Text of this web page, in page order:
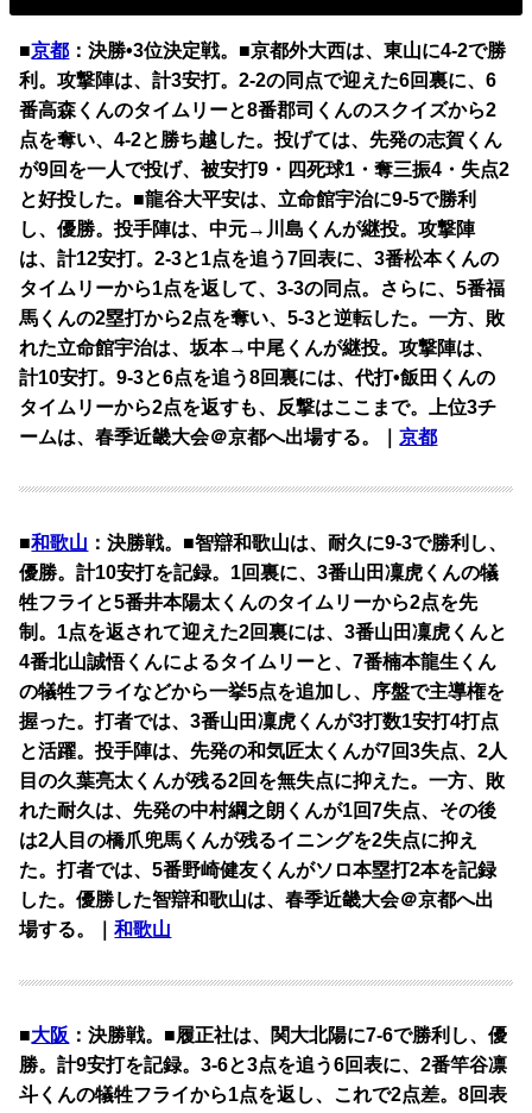
■京都 ：決勝•3位決定戦。■京都外大西は、東山に4-2で勝
利。攻撃陣は、計3安打。2-2の同点で迎えた6回裏に、6
番高森くんのタイムリーと8番郡司くんのスクイズから2
点を奪い、4-2と勝ち越した。投げては、先発の志賀くん
が9回を一人で投げ、被安打9・四死球1・奪三振4・失点2
と好投した。■龍谷大平安は、立命館宇治に9-5で勝利
し、優勝。投手陣は、中元→川島くんが継投。攻撃陣
は、計12安打。2-3と1点を追う7回表に、3番松本くんの
タイムリーから1点を返して、3-3の同点。さらに、5番福
馬くんの2塁打から2点を奪い、5-3と逆転した。一方、敗
れた立命館宇治は、坂本→中尾くんが継投。攻撃陣は、
計10安打。9-3と6点を追う8回裏には、代打•飯田くんの
タイムリーから2点を返すも、反撃はここまで。上位3チ
ームは、春季近畿大会＠京都へ出場する。｜京都
■和歌山 ：決勝戦。■智辯和歌山は、耐久に9-3で勝利し、
優勝。計10安打を記録。1回裏に、3番山田凜虎くんの犠
牲フライと5番井本陽太くんのタイムリーから2点を先
制。1点を返されて迎えた2回裏には、3番山田凜虎くんと
4番北山誠悟くんによるタイムリーと、7番楠本龍生くん
の犠牲フライなどから一挙5点を追加し、序盤で主導権を
握った。打者では、3番山田凜虎くんが3打数1安打4打点
と活躍。投手陣は、先発の和気匠太くんが7回3失点、2人
目の久葉亮太くんが残る2回を無失点に抑えた。一方、敗
れた耐久は、先発の中村綱之朗くんが1回7失点、その後
は2人目の橋爪兜馬くんが残るイニングを2失点に抑え
た。打者では、5番野崎健友くんがソロ本塁打2本を記録
した。優勝した智辯和歌山は、春季近畿大会＠京都へ出
場する。｜和歌山
■大阪 ：決勝戦。■履正社は、関大北陽に7-6で勝利し、優
勝。計9安打を記録。3-6と3点を追う6回表に、2番竿谷凛
斗くんの犠牲フライから1点を返し、これで2点差。8回表